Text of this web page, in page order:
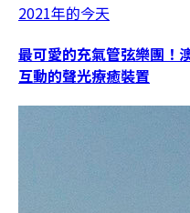
2021年的今天
最可愛的充氣管弦樂團！
互動的聲光療癒裝置